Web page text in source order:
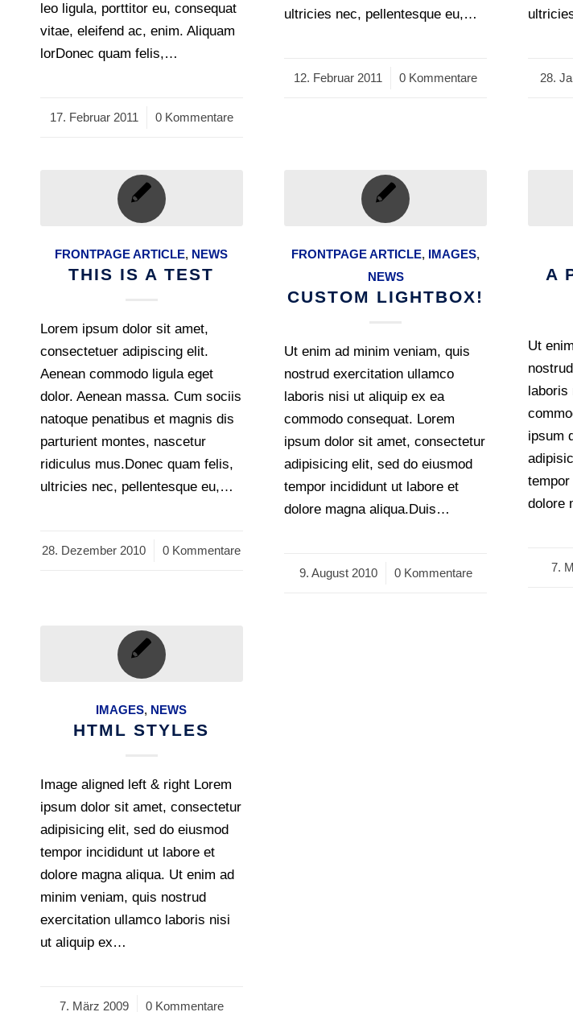
leo ligula, porttitor eu, consequat
vitae, eleifend ac, enim. Aliquam
lorDonec quam felis,…
17. Februar 2011
/ 0 Kommentare
ultricies nec, pellentesque eu,…
12. Februar 2011
/ 0 Kommentare 28.
FRONTPAGE ARTICLE, NEWS
THIS IS A TEST
Lorem ipsum dolor sit amet,
consectetuer adipiscing elit.
Aenean commodo ligula eget
dolor. Aenean massa. Cum sociis
natoque penatibus et magnis dis
parturient montes, nascetur
ridiculus mus.Donec quam felis,
ultricies nec, pellentesque eu,…
28. Dezember 2010
/ 0 Kommentare
FRONTPAGE ARTICLE, IMAGES,
NEWS
CUSTOM LIGHTBOX!
Ut enim ad minim veniam, quis
nostrud exercitation ullamco
laboris nisi ut aliquip ex ea
commodo consequat. Lorem
ipsum dolor sit amet, consectetur
adipisicing elit, sed do eiusmod
tempor incididunt ut labore et
dolore magna aliqua.Duis…
9. August 2010
/ 0 Kommentare
A
Ut
laboris
ipsum
dolore
7. /
IMAGES, NEWS
HTML STYLES
Image aligned left & right Lorem
ipsum dolor sit amet, consectetur
adipisicing elit, sed do eiusmod
tempor incididunt ut labore et
dolore magna aliqua. Ut enim ad
minim veniam, quis nostrud
exercitation ullamco laboris nisi
ut aliquip ex…
7. März 2009
/ 0 Kommentare